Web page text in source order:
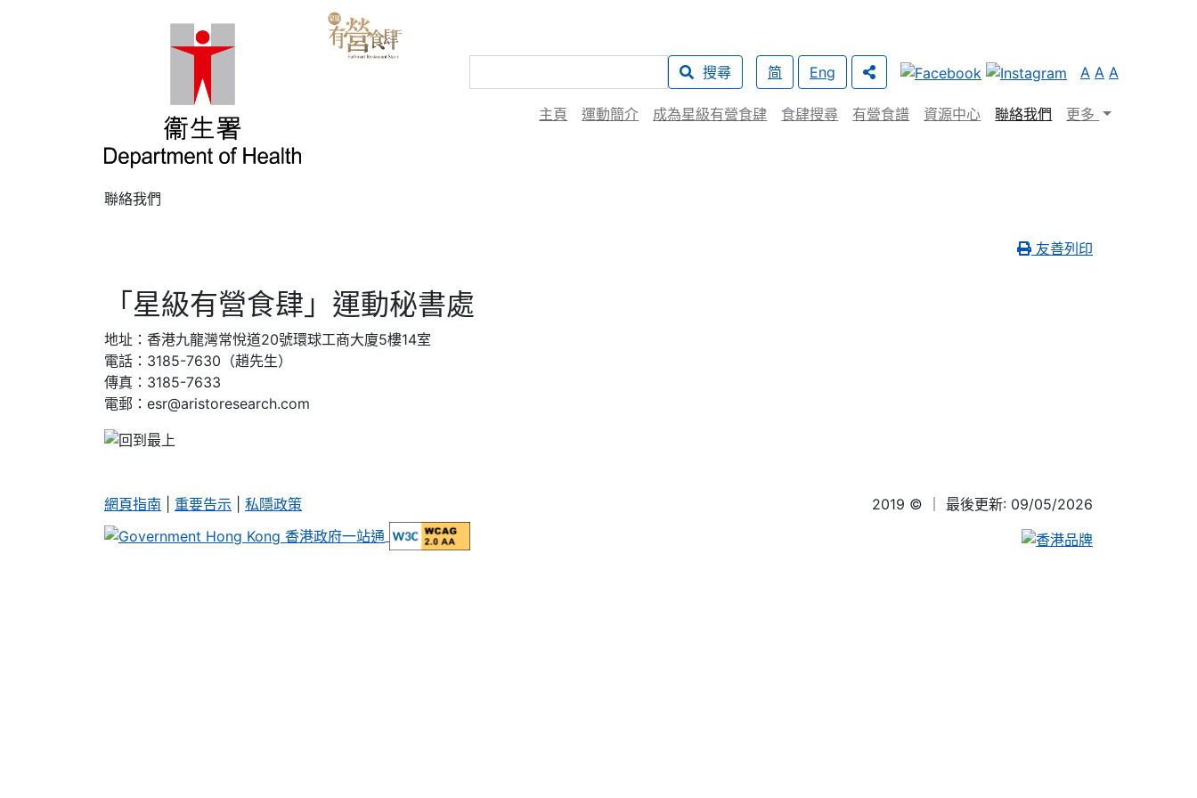
搜尋 简 Eng A A A
主頁 運動簡介 成為星級有營食肆 食肆搜尋 有營食譜 資源中心 聯絡我們 更多
聯絡我們
友善列印
「星級有營食肆」運動秘書處
地址：香港九龍灣常悅道20號環球工商大廈5樓14室
電話：3185-7630（趙先生）
傳真：3185-7633
電郵：esr@aristoresearch.com
網頁指南 重要告示 私隱政策 2019 © ｜ 最後更新: 09/05/2026